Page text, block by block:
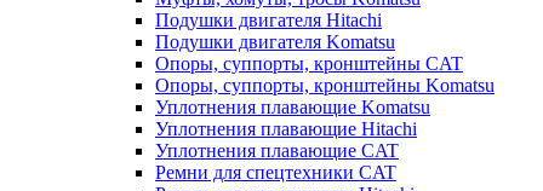
Подушки двигателя Hitachi
Подушки двигателя Komatsu
Опоры, суппорты, кронштейны CAT
Опоры, суппорты, кронштейны Komatsu
Уплотнения плавающие Komatsu
Уплотнения плавающие Hitachi
Уплотнения плавающие CAT
Ремни для спецтехники CAT